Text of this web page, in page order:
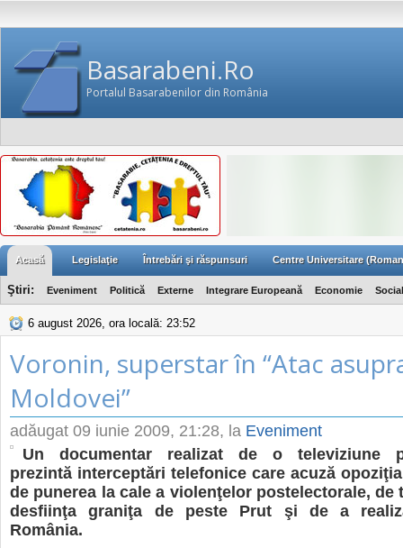
Basarabeni.Ro
Portalul Basarabenilor din România
Acasă Legislaţie Întrebări şi răspunsuri Centre Universitare
Ştiri: Eveniment Politică Externe Integrare Europeană Economie Social
6 august 2026, ora locală: 23:52
Voronin, superstar în “Atac
Moldovei”
adăugat 09 iunie 2009, 21:28, la Eveniment
Un documentar realizat de o televiziune
prezintă interceptări telefonice care acuză
de punerea la cale a violenţelor postelectorale, de
desfiinţa graniţa de peste Prut şi de a
România.